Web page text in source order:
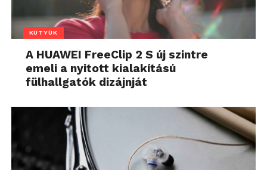
KÜTYÜK
A HUAWEI FreeClip 2 S új szintre
emeli a nyitott kialakítású
fülhallgatók dizájnját